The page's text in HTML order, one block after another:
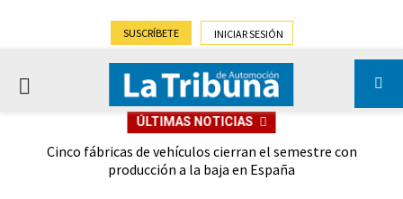
SUSCRÍBETE INICIAR SESIÓN
PRIMARY
ÚLTIMAS NOTICIAS
Cinco fábricas de vehículos cierran el semestre con
producción a la baja en España